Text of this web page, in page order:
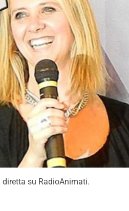
su RadioAnimati.